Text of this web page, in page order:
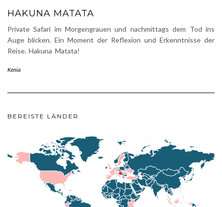
HAKUNA MATATA
Private Safari im Morgengrauen und nachmittags dem Tod ins
Auge blicken. Ein Moment der Reflexion und Erkenntnisse der
Reise. Hakuna Matata!
Kenia
BEREISTE LÄNDER